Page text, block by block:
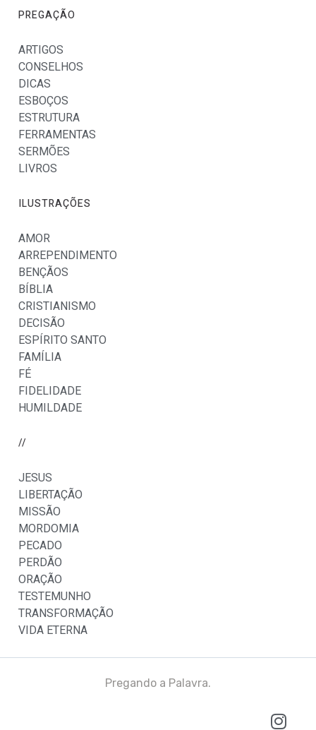
PREGAÇÃO
ARTIGOS
CONSELHOS
DICAS
ESBOÇOS
ESTRUTURA
FERRAMENTAS
SERMÕES
LIVROS
ILUSTRAÇÕES
AMOR
ARREPENDIMENTO
BENÇÃOS
BÍBLIA
CRISTIANISMO
DECISÃO
ESPÍRITO SANTO
FAMÍLIA
FÉ
FIDELIDADE
HUMILDADE
//
JESUS
LIBERTAÇÃO
MISSÃO
MORDOMIA
PECADO
PERDÃO
ORAÇÃO
TESTEMUNHO
TRANSFORMAÇÃO
VIDA ETERNA
Pregando a Palavra.